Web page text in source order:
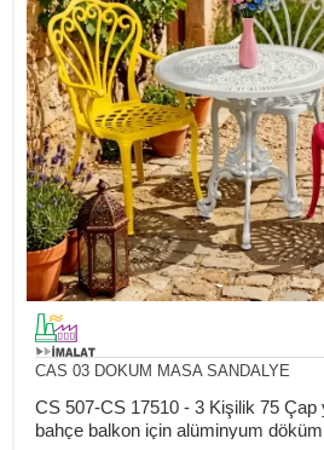
CAS 03 DOKUM MASA SANDALYE
CS 507-CS 17510 - 3 Kişilik 75 Çap
bahçe balkon için alüminyum